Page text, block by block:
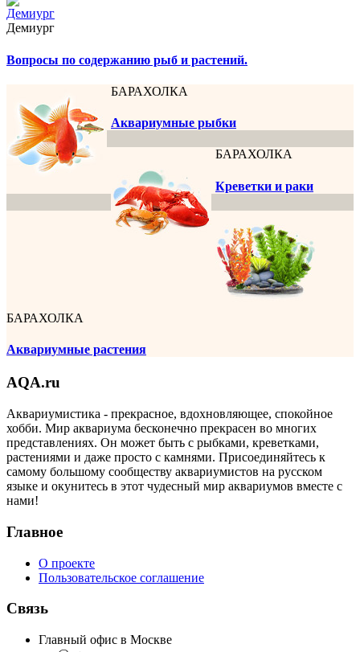
Демиург
Вопросы по содержанию рыб и растений.
БАРАХОЛКА
Аквариумные рыбки
БАРАХОЛКА
Креветки и раки
БАРАХОЛКА
Аквариумные растения
AQA.ru
Аквариумистика - прекрасное, вдохновляющее, спокойное
хобби. Мир аквариума бесконечно прекрасен во многих
представлениях. Он может быть с рыбками, креветками,
растениями и даже просто с камнями. Присоединяйтесь к
самому большому сообществу аквариумистов на русском
языке и окунитесь в этот чудесный мир аквариумов вместе с
нами!
Главное
О проекте
Пользовательское соглашение
Связь
Главный офис в Москве